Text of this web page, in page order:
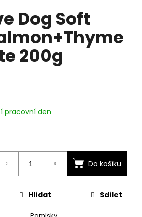
Dog Soft
200g
pracovní den
Do košíku
Hlídat Sdílet
HLEDAT